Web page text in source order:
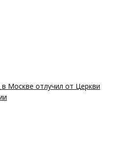
Москве отлучил от Церкви